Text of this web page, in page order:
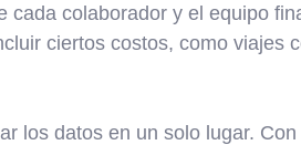
cada colaborador y el equipo
ciertos costos, como viajes
los datos en un solo lugar.